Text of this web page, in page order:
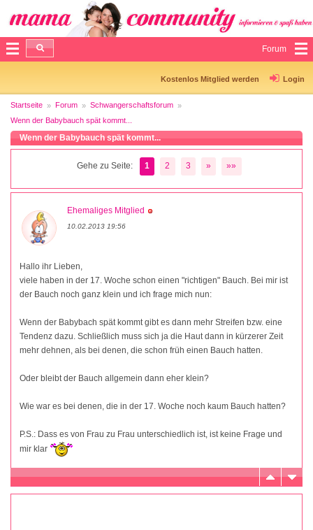
Forum
Kostenlos Mitglied werden Login
Startseite Forum
Schwangerschaftsforum
Wenn der Babybauch spät kommt...
Wenn der Babybauch spät kommt...
Gehe zu Seite: 1 2 3 » »»
Ehemaliges Mitglied
10.02.2013 19:56
Hallo ihr Lieben,
viele haben in der 17. Woche schon einen "richtigen" Bauch. Bei mir ist
der Bauch noch ganz klein und ich frage mich nun:
Wenn der Babybach spät kommt gibt es dann mehr Streifen bzw. eine
Tendenz dazu. Schließlich muss sich ja die Haut dann in kürzerer Zeit
mehr dehnen, als bei denen, die schon früh einen Bauch hatten.
Oder bleibt der Bauch allgemein dann eher klein?
Wie war es bei denen, die in der 17. Woche noch kaum Bauch hatten?
P.S.: Dass es von Frau zu Frau unterschiedlich ist, ist keine Frage und
mir klar